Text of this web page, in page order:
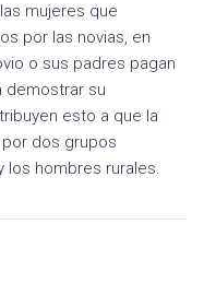
mujeres que
por las novias, en
o sus padres pagan
demostrar su
esto a que la
dos grupos
los hombres rurales.